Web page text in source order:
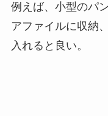
例えば、小型のパ
アファイルに収納
入れると良い。